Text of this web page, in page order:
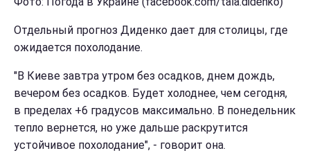
Отдельный прогноз Диденко дает для столицы, где
ожидается похолодание.
"В Киеве завтра утром без осадков, днем дождь,
вечером без осадков. Будет холоднее, чем сегодня,
в пределах +6 градусов максимально. В понедельник
тепло вернется, но уже дальше раскрутится
устойчивое похолодание", - говорит она.